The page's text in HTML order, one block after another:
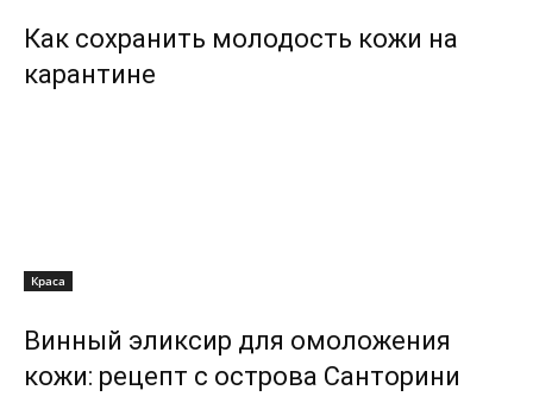
Как сохранить молодость кожи на
карантине
Краса
Винный эликсир для омоложения
кожи: рецепт с острова Санторини